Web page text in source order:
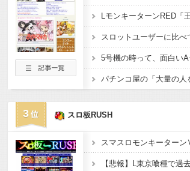
3 スロ板RUSH
【悲報】L東京喰種で